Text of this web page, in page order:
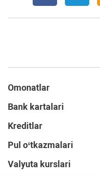
Omonatlar
Bank kartalari
Kreditlar
Pul o‘tkazmalari
Valyuta kurslari